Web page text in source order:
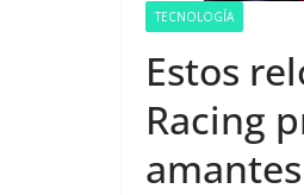
TECNOLOGÍA
Estos
Racing